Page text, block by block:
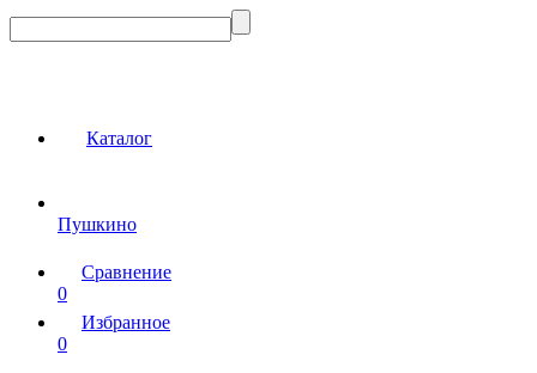
Каталог
Пушкино
Сравнение
0
Избранное
0